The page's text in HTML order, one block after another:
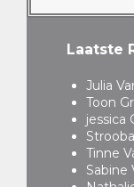
Laatste
Julia
Toon
jessica
Tinne
Sabine